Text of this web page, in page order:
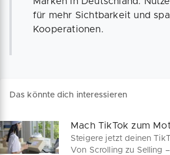
für mehr Sichtbarkeit und
Kooperationen.
Das könnte dich interessieren
Steigere jetzt deinen
Von Scrolling zu Selling